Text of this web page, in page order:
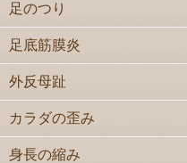
足のつり
足底筋膜炎
外反母趾
カラダの歪み
身長の縮み